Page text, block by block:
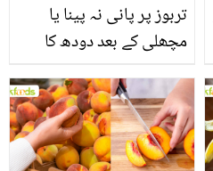
تربوز پر پانی نہ پینا یا
مچھلی کے بعد دودھ کا
سے متعلق غلط فہمیوں کی
حقیقت کیا ہے اور افواہ
کیا؟